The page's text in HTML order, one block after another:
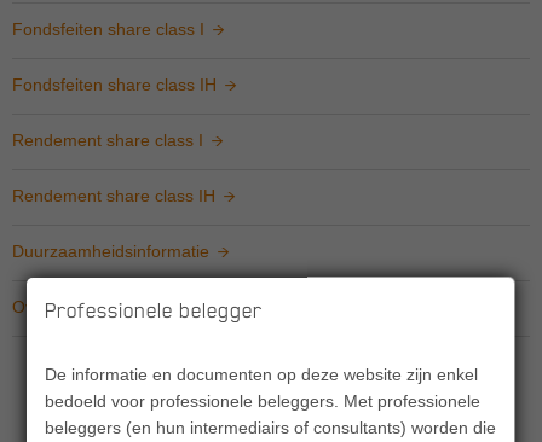
Professionele belegger
De informatie en documenten op deze website zijn enkel
bedoeld voor professionele beleggers. Met professionele
beleggers (en hun intermediairs of consultants) worden die
Fondsfeiten share class I
Fondsfeiten share class IH
Rendement share class I
Rendement share class IH
Duurzaamheidsinformatie
Overige informatie